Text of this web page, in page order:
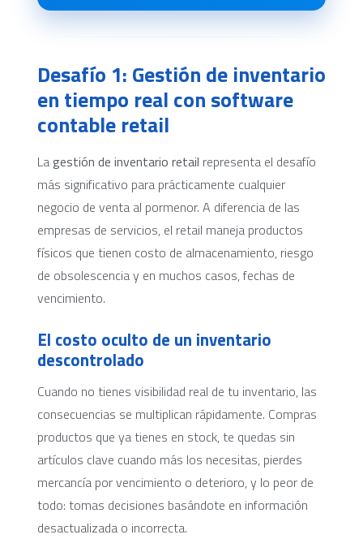
Desafío 1: Gestión de inventario
en tiempo real con software
contable retail
Lagestión de inventario retail representa el desafío
más significativo para prácticamente cualquier
negocio de venta al pormenor. A diferencia de las
empresas de servicios, el retail maneja productos
físicos que tienen costo de almacenamiento, riesgo
de obsolescencia y en muchos casos, fechas de
vencimiento.
El costo oculto de un inventario
descontrolado
Cuando no tienes visibilidad real de tu inventario, las
consecuencias se multiplican rápidamente. Compras
productos que ya tienes en stock, te quedas sin
artículos clave cuando más los necesitas, pierdes
mercancía por vencimiento o deterioro, y lo peor de
todo: tomas decisiones basándote en información
desactualizada o incorrecta.